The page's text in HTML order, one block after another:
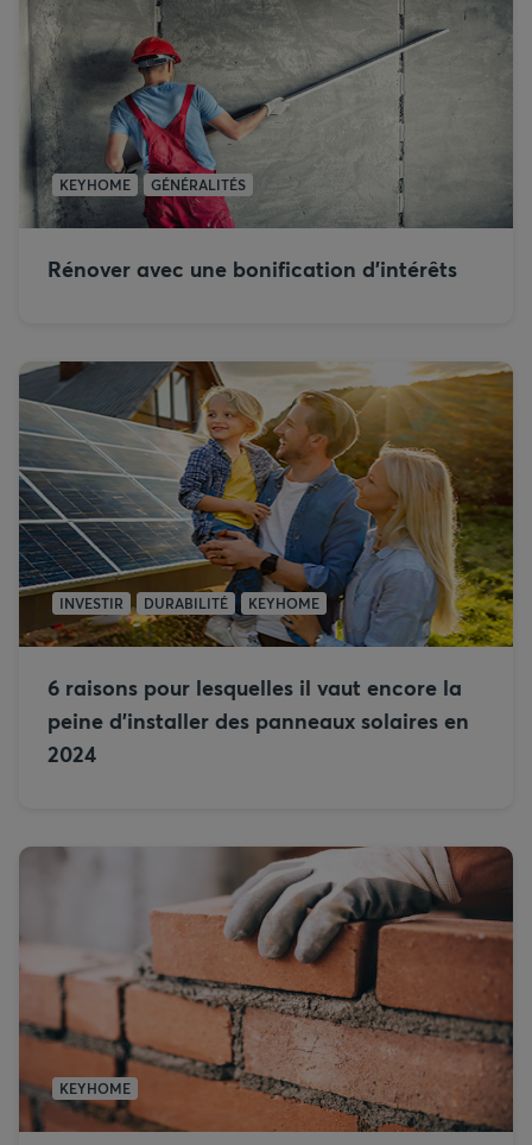
KEYHOME GÉNÉRALITÉS
Rénover avec une bonification d’intérêts
INVESTIR DURABILITÉ KEYHOME
6 raisons pour lesquelles il vaut encore la
peine d’installer des panneaux solaires en
2024
KEYHOME